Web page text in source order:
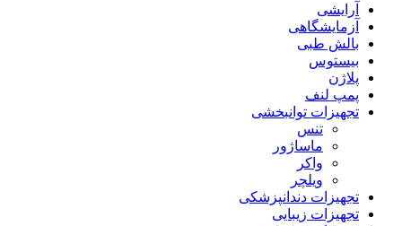
آرایشی
آزمایشگاهی
بالش طبی
بیستوس
پلاژن
پمپ لنف
تجهیزات توانبخشی
تنس
ماساژور
واکر
ویلچر
تجهیزات دندانپزشکی
تجهیزات زیبایی